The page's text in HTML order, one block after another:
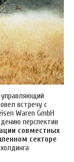
встречу с
Waren GmbH
перспектив
совместных
секторе